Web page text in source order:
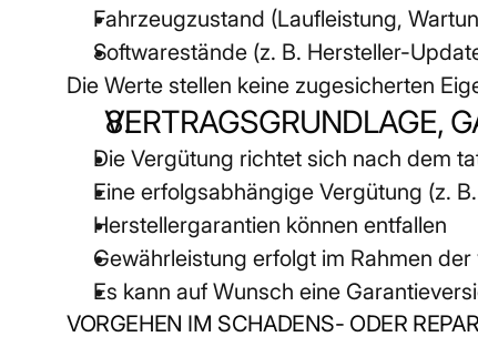
Fahrzeugzustand (Laufleistung,
Softwarestände (z. B. Hersteller-
Die Werte stellen keine zugesicherten
VERTRAGSGRUNDLAGE,
Die Vergütung richtet sich nach dem
Eine erfolgsabhängige Vergütung (z.
Herstellergarantien können entfallen
Gewährleistung erfolgt im Rahmen
Es kann auf Wunsch eine
VORGEHEN IM SCHADENS- ODER